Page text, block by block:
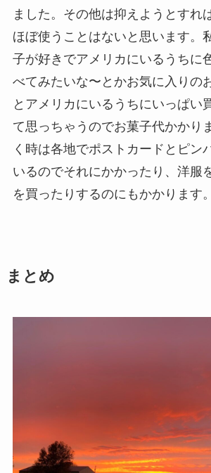
ました。その他は抑えようとすれ
ほぼ使うことはないと思います。
子が好きでアメリカにいるうちに
べてみたいな〜とかお気に入りの
とアメリカにいるうちにいっぱい
て思っちゃうのでお菓子代かかり
く時は各地でポストカードとピン
いるのでそれにかかったり、洋服
を買ったりするのにもかかります。
まとめ